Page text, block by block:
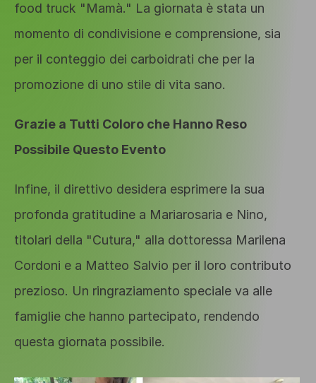
food truck "Mamà." La giornata è stata un
momento di condivisione e comprensione, sia
per il conteggio dei carboidrati che per la
promozione di uno stile di vita sano.
Grazie a Tutti Coloro che Hanno Reso
Possibile Questo Evento
Infine, il direttivo desidera esprimere la sua
profonda gratitudine a Mariarosaria e Nino,
titolari della "Cutura," alla dottoressa Marilena
Cordoni e a Matteo Salvio per il loro contributo
prezioso. Un ringraziamento speciale va alle
famiglie che hanno partecipato, rendendo
questa giornata possibile.